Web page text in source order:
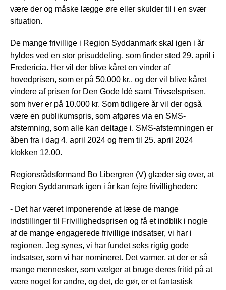
være der og måske lægge øre eller skulder til i en svær
situation.
De mange frivillige i Region Syddanmark skal igen i år
hyldes ved en stor prisuddeling, som finder sted 29. april i
Fredericia. Her vil der blive kåret en vinder af
hovedprisen, som er på 50.000 kr., og der vil blive kåret
vindere af prisen for Den Gode Idé samt Trivselsprisen,
som hver er på 10.000 kr. Som tidligere år vil der også
være en publikumspris, som afgøres via en SMS-
afstemning, som alle kan deltage i. SMS-afstemningen er
åben fra i dag 4. april 2024 og frem til 25. april 2024
klokken 12.00.
Regionsrådsformand Bo Libergren (V) glæder sig over, at
Region Syddanmark igen i år kan fejre frivilligheden:
- Det har været imponerende at læse de mange
indstillinger til Frivillighedsprisen og få et indblik i nogle
af de mange engagerede frivillige indsatser, vi har i
regionen. Jeg synes, vi har fundet seks rigtig gode
indsatser, som vi har nomineret. Det varmer, at der er så
mange mennesker, som vælger at bruge deres fritid på at
være noget for andre, og det, de gør, er et fantastisk